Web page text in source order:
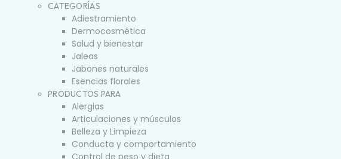
CATEGORÍAS
Adiestramiento
Dermocosmética
Salud y bienestar
Jaleas
Jabones naturales
Esencias florales
PRODUCTOS PARA
Alergias
Articulaciones y músculos
Belleza y Limpieza
Conducta y comportamiento
Control de peso y dieta